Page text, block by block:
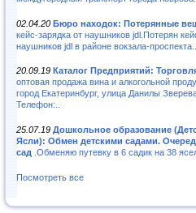
02.04.20 Бюро находок: Потерянные
кейс-зарядка от наушников jdl.Потерян
наушников jdl в районе вокзала-проспекта..
20.09.19 Каталог Предприятий:
оптовая продажа вина и алкогольной
город Екатеринбург, улица Данилы
Телефон:..
25.07.19 Дошкольное образование
Ясли): Обмен детскими садами.
сад .Обменяю путевку в 6 садик на 38
Посмотреть все